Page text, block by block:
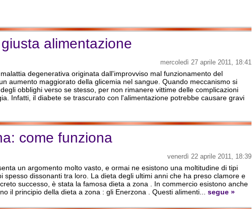
alimentazione
mercoledì 27 aprile 2011, 18:41
degenerativa originata dall'improvviso mal funzionamento del
aumento maggiorato della glicemia nel sangue. Quando meccanismo si
obblighi verso se stesso, per non rimanere vittime delle complicazioni
Infatti, il diabete se trascurato con l'alimentazione potrebbe causare gravi
come funziona
venerdì 22 aprile 2011, 18:39
un argomento molto vasto, e ormai ne esistono una moltitudine di tipi
spesso dissonanti tra loro. La dieta degli ultimi anni che ha preso clamore e
successo, è stata la famosa dieta a zona . In commercio esistono anche
il principio della dieta a zona : gli Enerzona . Questi alimenti... segue »